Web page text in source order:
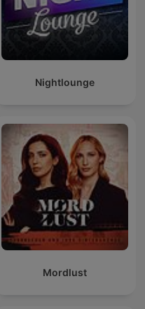
Nightlounge
Mordlust